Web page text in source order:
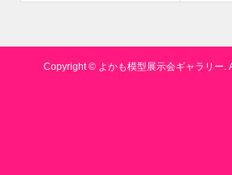
Copyright ©よかも模型展示会ギャラリー.